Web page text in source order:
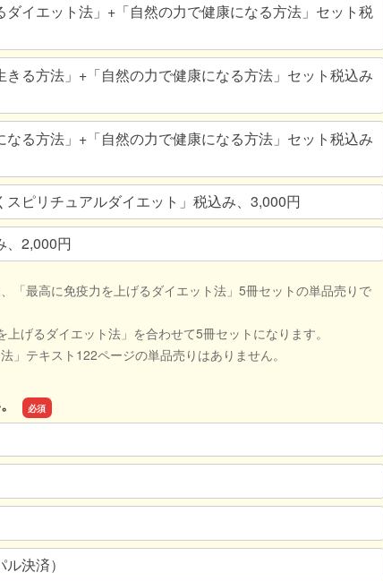
ダイエット法」+「自然の力で健康になる方法」セット税
る方法」+「自然の力で健康になる方法」セット税込み
る方法」+「自然の力で健康になる方法」セット税込み
ピリチュアルダイエット」税込み、3,000円
2,000円
「最高に免疫力を上げるダイエット法」5冊セットの単品売りで
げるダイエット法」を合わせて5冊セットになります。
」テキスト122ページの単品売りはありません。
決済）